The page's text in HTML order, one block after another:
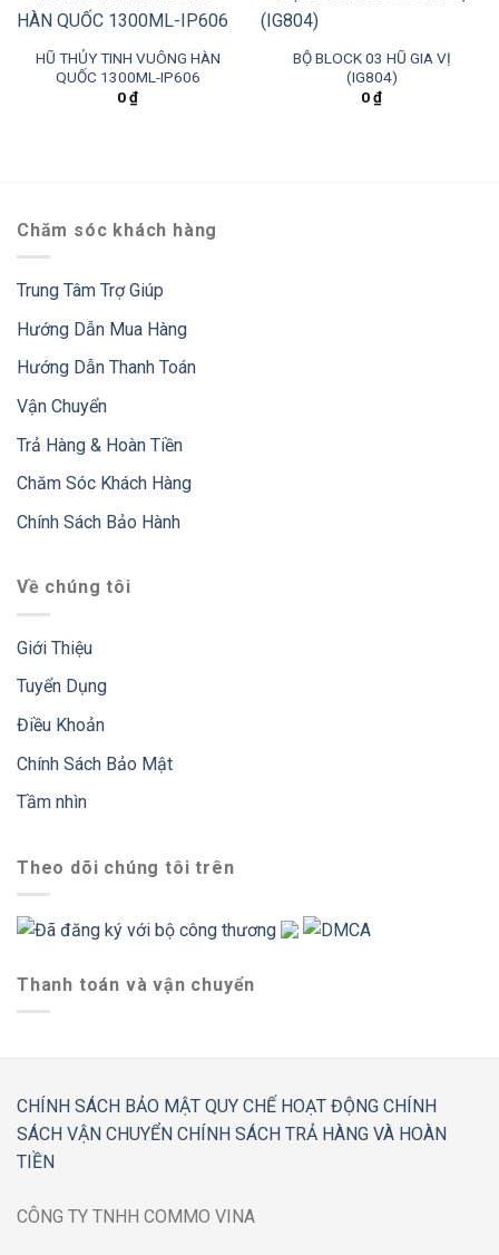
HŨ THỦY TINH VUÔNG HÀN
QUỐC 1300ML-IP606
0₫
BỘ BLOCK 03 HŨ GIA VỊ
(IG804)
0₫
Chăm sóc khách hàng
Trung Tâm Trợ Giúp
Hướng Dẫn Mua Hàng
Hướng Dẫn Thanh Toán
Vận Chuyển
Trả Hàng & Hoàn Tiền
Chăm Sóc Khách Hàng
Chính Sách Bảo Hành
Về chúng tôi
Giới Thiệu
Tuyển Dụng
Điều Khoản
Chính Sách Bảo Mật
Tầm nhìn
Theo dõi chúng tôi trên
Thanh toán và vận chuyển
CHÍNH SÁCH BẢO MẬT QUY CHẾ HOẠT ĐỘNG CHÍNH
SÁCH VẬN CHUYỂN CHÍNH SÁCH TRẢ HÀNG VÀ HOÀN
TIỀN
CÔNG TY TNHH COMMO VINA